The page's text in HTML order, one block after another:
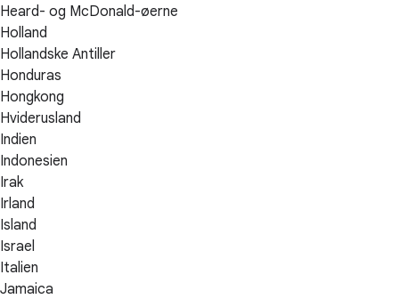
Heard- og McDonald-øerne
Holland
Hollandske Antiller
Honduras
Hongkong
Hviderusland
Indien
Indonesien
Irak
Irland
Island
Israel
Italien
Jamaica